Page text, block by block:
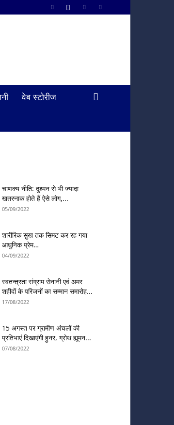
वेब स्टोरीज
चाणक्य नीति: दुश्मन से भी ज्यादा
खतरनाक होते हैं ऐसे लोग,...
05/09/2022
शारीरिक सुख तक सिमट कर रह गया
आधुनिक प्रेम…
04/09/2022
स्वतन्त्रता संग्राम सेनानी एवं अमर
शहीदों के परिजनों का सम्मान समारोह...
17/08/2022
15 अगस्त पर ग्रामीण अंचलों की
प्रतिभाएं दिखाएंगी हुनर, ग्रोथ ह्यूमन...
07/08/2022